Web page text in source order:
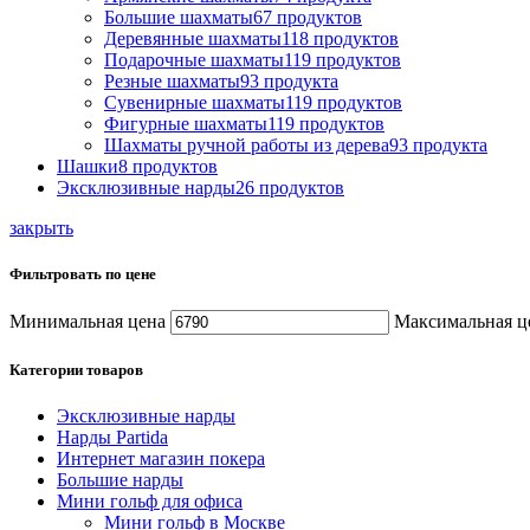
Большие шахматы67 продуктов
Деревянные шахматы118 продуктов
Подарочные шахматы119 продуктов
Резные шахматы93 продукта
Сувенирные шахматы119 продуктов
Фигурные шахматы119 продуктов
Шахматы ручной работы из дерева93 продукта
Шашки8 продуктов
Эксклюзивные нарды26 продуктов
закрыть
Фильтровать по цене
Минимальная цена Максимальная
Категории товаров
Эксклюзивные нарды
Нарды Partida
Интернет магазин покера
Большие нарды
Мини гольф для офиса
Мини гольф в Москве